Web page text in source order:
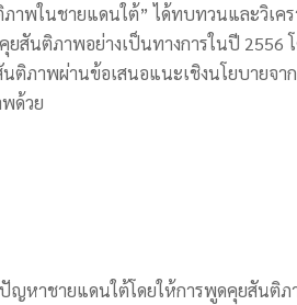
พในชายแดนใต้” ได้ทบทวนและวิเค
นติภาพอย่างเป็นทางการในปี 2556
ติภาพผ่านข้อเสนอแนะเชิงนโยบายจา
ด้วย
ญหาชายแดนใต้โดยให้การพูดคุยสันติภ